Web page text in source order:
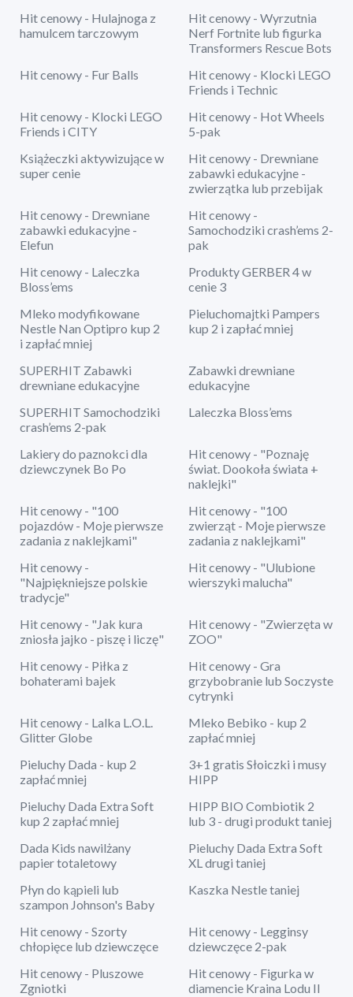
Hit cenowy - Hulajnoga z
hamulcem tarczowym
Hit cenowy - Wyrzutnia
Nerf Fortnite lub figurka
Transformers Rescue Bots
Hit cenowy - Fur Balls
Hit cenowy - Klocki LEGO
Friends i Technic
Hit cenowy - Klocki LEGO
Friends i CITY
Hit cenowy - Hot Wheels
5-pak
Książeczki aktywizujące w
super cenie
Hit cenowy - Drewniane
zabawki edukacyjne -
zwierzątka lub przebijak
Hit cenowy - Drewniane
zabawki edukacyjne -
Elefun
Hit cenowy -
Samochodziki crash’ems 2-
pak
Hit cenowy - Laleczka
Bloss’ems
Produkty GERBER 4 w
cenie 3
Mleko modyfikowane
Nestle Nan Optipro kup 2
i zapłać mniej
Pieluchomajtki Pampers
kup 2 i zapłać mniej
SUPERHIT Zabawki
drewniane edukacyjne
Zabawki drewniane
edukacyjne
SUPERHIT Samochodziki
crash’ems 2-pak
Laleczka Bloss’ems
Lakiery do paznokci dla
dziewczynek Bo Po
Hit cenowy - "Poznaję
świat. Dookoła świata +
naklejki"
Hit cenowy - "100
pojazdów - Moje pierwsze
zadania z naklejkami"
Hit cenowy - "100
zwierząt - Moje pierwsze
zadania z naklejkami"
Hit cenowy -
"Najpiękniejsze polskie
tradycje"
Hit cenowy - "Ulubione
wierszyki malucha"
Hit cenowy - "Jak kura
zniosła jajko - piszę i liczę"
Hit cenowy - "Zwierzęta w
ZOO"
Hit cenowy - Piłka z
bohaterami bajek
Hit cenowy - Gra
grzybobranie lub Soczyste
cytrynki
Hit cenowy - Lalka L.O.L.
Glitter Globe
Mleko Bebiko - kup 2
zapłać mniej
Pieluchy Dada - kup 2
zapłać mniej
3+1 gratis Słoiczki i musy
HIPP
Pieluchy Dada Extra Soft
kup 2 zapłać mniej
HIPP BIO Combiotik 2
lub 3 - drugi produkt taniej
Dada Kids nawilżany
papier totaletowy
Pieluchy Dada Extra Soft
XL drugi taniej
Płyn do kąpieli lub
szampon Johnson's Baby
Kaszka Nestle taniej
Hit cenowy - Szorty
chłopięce lub dziewczęce
Hit cenowy - Legginsy
dziewczęce 2-pak
Hit cenowy - Pluszowe
Zgniotki
Hit cenowy - Figurka w
diamencie Kraina Lodu II